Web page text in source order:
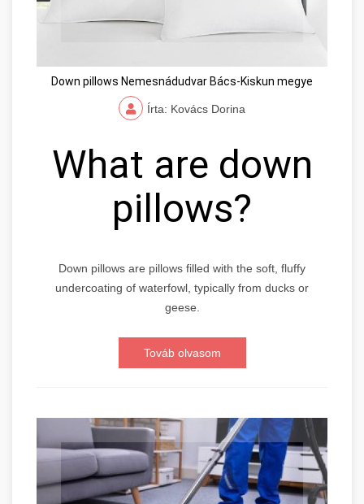
Down pillows Nemesnádudvar Bács-Kiskun megye
Írta: Kovács Dorina
What are down
pillows?
Down pillows are pillows filled with the soft, fluffy
undercoating of waterfowl, typically from ducks or
geese.
Továb olvasom